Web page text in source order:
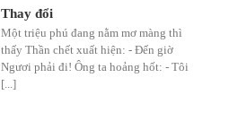
Thay đổi
Một triệu phú đang nằm mơ màng thì
thấy Thần chết xuất hiện: - Đến giờ
Ngươi phải đi! Ông ta hoảng hốt: - Tôi
[...]